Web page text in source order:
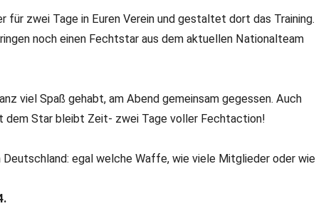
2024 bewerben!
für zwei Tage in Euren Verein und gestaltet dort das Training.
noch einen Fechtstar aus dem aktuellen Nationalteam
viel Spaß gehabt, am Abend gemeinsam gegessen. Auch
dem Star bleibt Zeit- zwei Tage voller Fechtaction!
Deutschland: egal welche Waffe, wie viele Mitglieder oder wie